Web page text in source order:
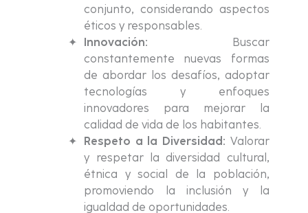
conjunto, considerando aspectos
éticos y responsables.
Innovación: Buscar
constantemente nuevas formas
de abordar los desafíos, adoptar
tecnologías y enfoques
innovadores para mejorar la
calidad de vida de los habitantes.
Respeto a la Diversidad: Valorar
y respetar la diversidad cultural,
étnica y social de la población,
promoviendo la inclusión y la
igualdad de oportunidades.